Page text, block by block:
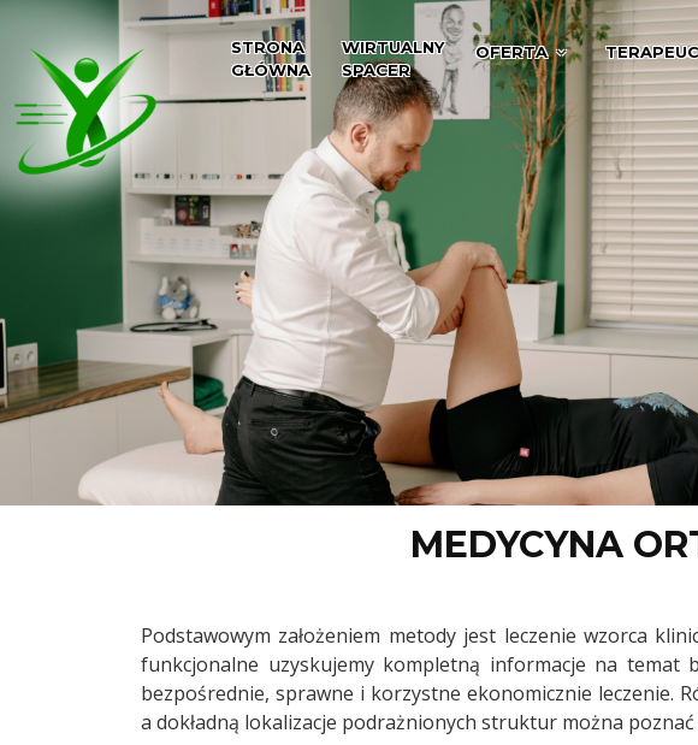
STRONA
GŁÓWNA
WIRTUALNY
SPACER
OFERTA
MEDYCYNA
Podstawowym założeniem metody jest leczenie wzorca
funkcjonalne uzyskujemy kompletną informacje na temat
bezpośrednie, sprawne i korzystne ekonomicznie leczenie.
a dokładną lokalizacje podrażnionych struktur można